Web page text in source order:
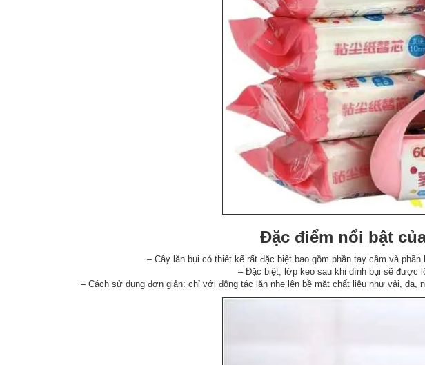
Đặc điểm nổi bật
– Cây lăn bụi có thiết kế rất đặc biệt bao gồm phần tay cầm và
– Đặc biệt, lớp keo sau khi dính bụi sẽ được
– Cách sử dụng đơn giản: chỉ với động tác lăn nhẹ lên bề mặt chất liệu như vải,